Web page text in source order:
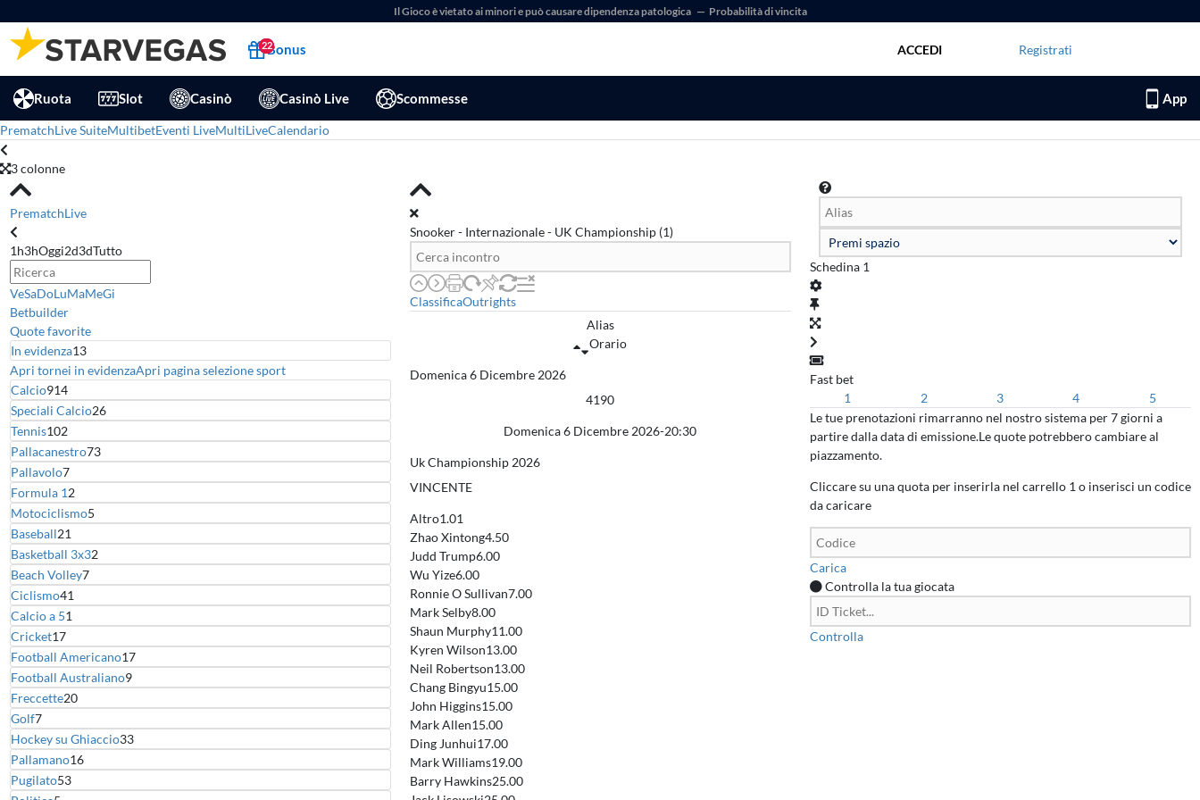
Il Gioco è vietato ai minori e può causare dipendenza patologica — Probabilità di vincita
22Bonus ACCEDI Registrati
Ruota Slot Casinò Casinò Live Scommesse App
PrematchLive SuiteMultibetEventi LiveMultiLiveCalendario
3 colonne
PrematchLive
1h3hOggi2d3dTutto
VeSaDoLuMaMeGi
Betbuilder
Quote favorite
In evidenza13
Apri tornei in evidenzaApri pagina selezione sport
Calcio914
Speciali Calcio26
Tennis102
Pallacanestro73
Pallavolo7
Formula 12
Motociclismo5
Baseball21
Basketball 3x32
Beach Volley7
Ciclismo41
Calcio a 51
Cricket17
Football Americano17
Football Australiano9
Freccette20
Golf7
Hockey su Ghiaccio33
Pallamano16
Pugilato53
Snooker - Internazionale - UK Championship(1)
ClassificaOutrights
Alias
Orario
Domenica 6 Dicembre 2026
4190
Domenica 6 Dicembre 2026-20:30
Uk Championship 2026
VINCENTE
Altro1.01
Zhao Xintong4.50
Judd Trump6.00
Wu Yize6.00
Ronnie O Sullivan7.00
Mark Selby8.00
Shaun Murphy11.00
Kyren Wilson13.00
Neil Robertson13.00
Chang Bingyu15.00
John Higgins15.00
Mark Allen15.00
Ding Junhui17.00
Mark Williams19.00
Barry Hawkins25.00
Schedina 1
Fast bet
1
2 3 4
5
Le tue prenotazioni rimarranno nel nostro sistema per 7 giorni a
partire dalla data di emissione.Le quote potrebbero cambiare al
piazzamento.
Cliccare su una quota per inserirla nel carrello 1 o inserisci un codice
da caricare
Carica
Controlla la tua giocata
Controlla